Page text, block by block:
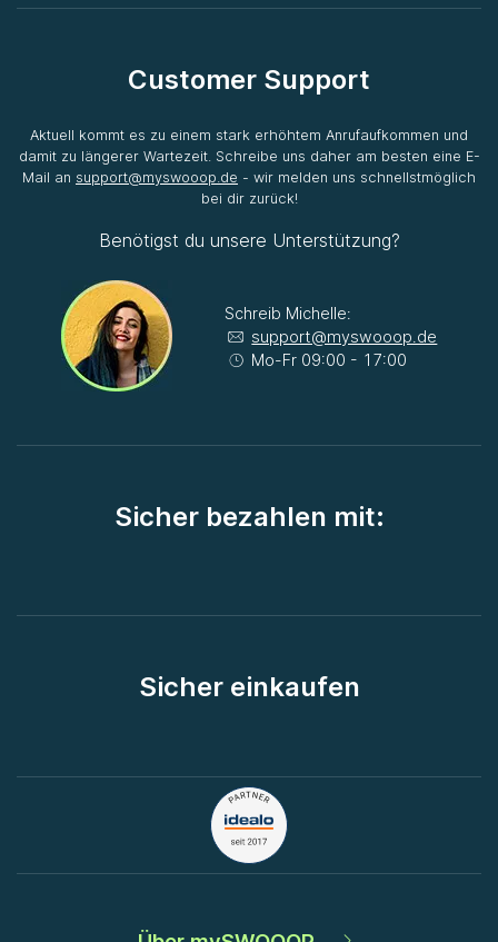
Customer Support
Aktuell kommt es zu einem stark erhöhtem Anrufaufkommen und
damit zu längerer Wartezeit. Schreibe uns daher am besten eine E-
Mail an support@myswooop.de - wir melden uns schnellstmöglich
bei dir zurück!
Benötigst du unsere Unterstützung?
Schreib Michelle:
support@myswooop.de
Mo-Fr 09:00 - 17:00
Sicher bezahlen mit:
Sicher einkaufen